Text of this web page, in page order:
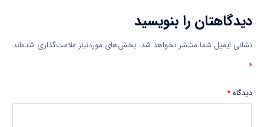
دیدگاهتان را بنویسید
نشانی ایمیل شما منتشر نخواهد شد. بخش‌های موردنیاز علامت‌گذاری شده‌اند
*
دیدگاه*